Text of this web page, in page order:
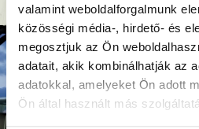
valamint weboldalforgalmunk
közösségi média-, hirdető- és
megosztjuk az Ön
adatait, akik kombinálhatják az
adatokkal, amelyeket Ön adott
Ön által használt más
felkereshesse partneri